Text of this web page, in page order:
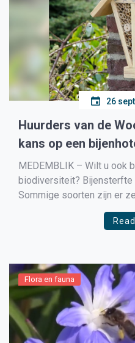
26
Huurders van de
kans op een
MEDEMBLIK – Wilt u ook
biodiversiteit? Bijensterfte
Sommige soorten zijn er
zorgelijk, want bijen zijn
biodiversiteit en het
Flora en fauna